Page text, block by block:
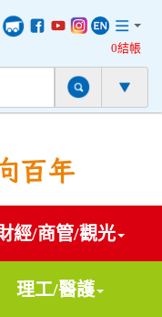
0結帳
百年
經/商管/觀光
理工/醫護